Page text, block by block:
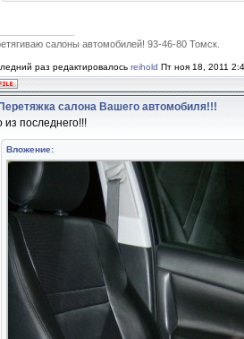
салоны автомобилей! 93-46-80 Томск.
раз редактировалось reihold Пт ноя 18, 2011
Перетяжка салона Вашего автомобиля!!!
из последнего!!!
Вложение: